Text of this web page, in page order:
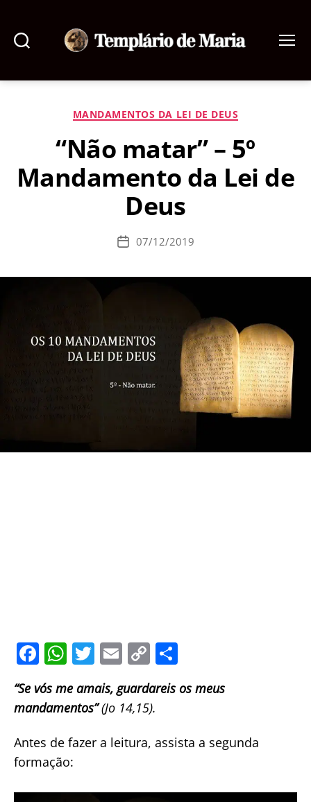
de
Categorias
MANDAMENTOS DA LEI DE DEUS
“Não matar” – 5º
Mandamento da Lei de
Deus
Data07/12/2019
F
a
c
e
b
o
o
W
at
s
A
p
p
T
w
itt
er
E
ai
l
C
p
y
Li
k
ar
“Se vós me amais, guardareis os meus
mandamentos”(Jo 14,15).
Antes de fazer a leitura, assista a segunda
formação: